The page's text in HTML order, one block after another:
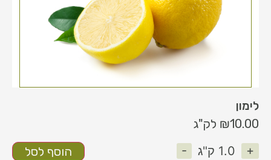
לימון
₪10.00
לק"ג
-
1.0 ק"ג + הוסף לסל